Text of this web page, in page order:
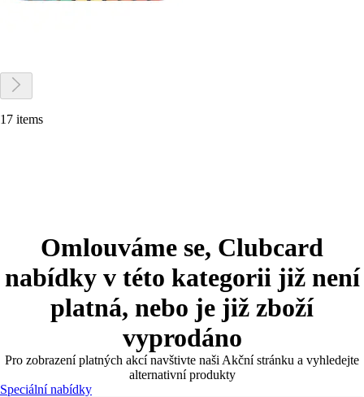
17 items
Omlouváme se, Clubcard
nabídky v této kategorii již není
platná, nebo je již zboží
vyprodáno
Pro zobrazení platných akcí navštivte naši Akční stránku a vyhledejte
alternativní produkty
Speciální nabídky